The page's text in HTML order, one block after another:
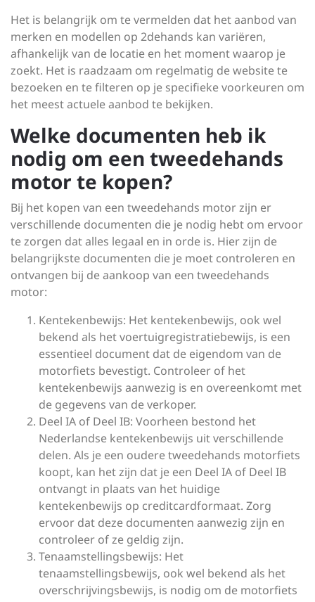
Het is belangrijk om te vermelden dat het aanbod van
merken en modellen op 2dehands kan variëren,
afhankelijk van de locatie en het moment waarop je
zoekt. Het is raadzaam om regelmatig de website te
bezoeken en te filteren op je specifieke voorkeuren om
het meest actuele aanbod te bekijken.
Welke documenten heb ik
nodig om een tweedehands
motor te kopen?
Bij het kopen van een tweedehands motor zijn er
verschillende documenten die je nodig hebt om ervoor
te zorgen dat alles legaal en in orde is. Hier zijn de
belangrijkste documenten die je moet controleren en
ontvangen bij de aankoop van een tweedehands
motor:
Kentekenbewijs: Het kentekenbewijs, ook wel
bekend als het voertuigregistratiebewijs, is een
essentieel document dat de eigendom van de
motorfiets bevestigt. Controleer of het
kentekenbewijs aanwezig is en overeenkomt met
de gegevens van de verkoper.
Deel IA of Deel IB: Voorheen bestond het
Nederlandse kentekenbewijs uit verschillende
delen. Als je een oudere tweedehands motorfiets
koopt, kan het zijn dat je een Deel IA of Deel IB
ontvangt in plaats van het huidige
kentekenbewijs op creditcardformaat. Zorg
ervoor dat deze documenten aanwezig zijn en
controleer of ze geldig zijn.
Tenaamstellingsbewijs: Het
tenaamstellingsbewijs, ook wel bekend als het
overschrijvingsbewijs, is nodig om de motorfiets